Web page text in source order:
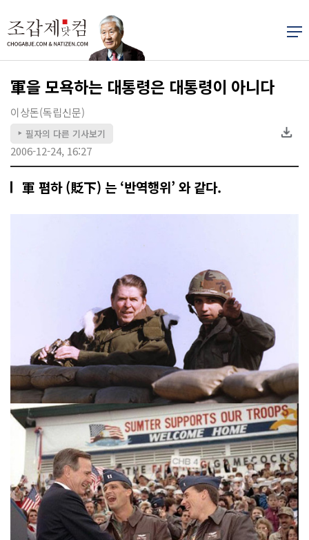
軍을 모욕하는 대통령은 대통령이 아니다
이상돈(독립신문)
▶ 필자의 다른 기사보기
2006-12-24, 16:27
軍 폄하 (貶下) 는 ‘반역행위’ 와 같다.